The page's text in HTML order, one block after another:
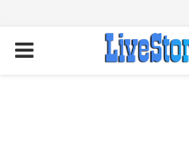
ПЕРВИЧНОЕ